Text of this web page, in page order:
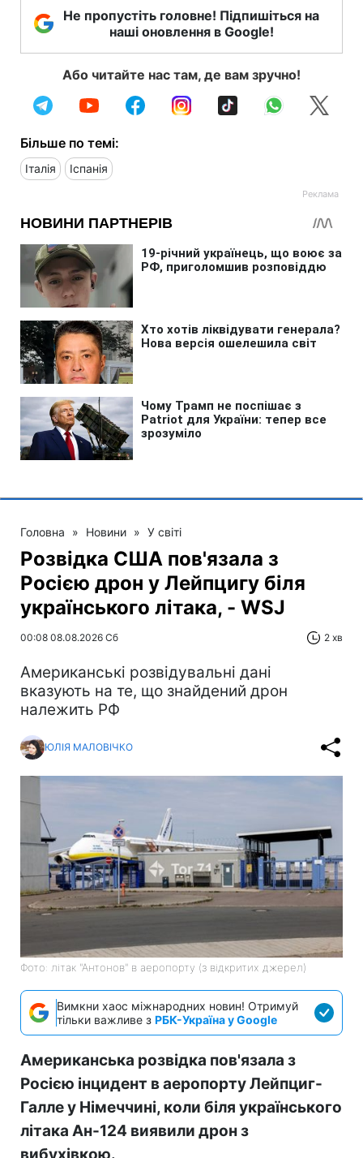
Не пропустіть головне! Підпишіться на
наші оновлення в Google!
Або читайте нас там, де вам зручно!
Більше по темі:
Італія Іспанія
Головна » Новини » У світі
Розвідка США пов'язала з
Росією дрон у Лейпцигу біля
українського літака, - WSJ
00:08 08.08.2026 Сб 2 хв
Американські розвідувальні дані
вказують на те, що знайдений дрон
належить РФ
ЮЛІЯ МАЛОВІЧКО
Фото: літак "Антонов" в аеропорту (з відкритих джерел)
Вимкни хаос міжнародних новин! Отримуй
тільки важливе з РБК-Україна у Google
Американська розвідка пов'язала з
Росією інцидент в аеропорту Лейпциг-
Галле у Німеччині, коли біля українського
літака Ан-124 виявили дрон з
вибухівкою.